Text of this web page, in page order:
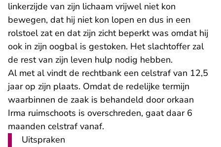
linkerzijde van zijn lichaam vrijwel niet kon
bewegen, dat hij niet kon lopen en dus in een
rolstoel zat en dat zijn zicht beperkt was omdat hij
ook in zijn oogbal is gestoken. Het slachtoffer zal
de rest van zijn leven hulp nodig hebben.
Al met al vindt de rechtbank een celstraf van 12,5
jaar op zijn plaats. Omdat de redelijke termijn
waarbinnen de zaak is behandeld door orkaan
Irma ruimschoots is overschreden, gaat daar 6
maanden celstraf vanaf.
Uitspraken